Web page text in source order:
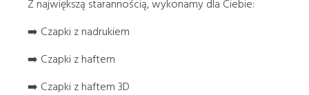
Z największą starannością, wykonamy dla Ciebie:
➡️ Czapki z nadrukiem
➡️ Czapki z haftem
➡️ Czapki z haftem 3D